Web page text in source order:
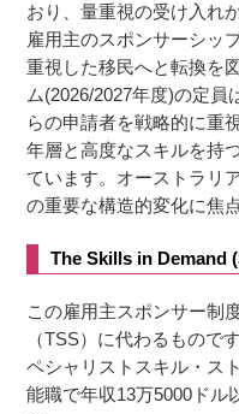
おり、量重視の受け入れ
雇用主のスポンサーシッ
重視した移民へと転換を
ム(2026/2027年度)の定員
らの申請者を戦略的に重
年層と高度なスキルを持
ています。オーストラリ
の重要な構造的変化に焦
The Skills in Demand
この雇用主スポンサー制
（TSS）に代わるもので
ペシャリストスキル・ス
能職で年収13万5000ドル